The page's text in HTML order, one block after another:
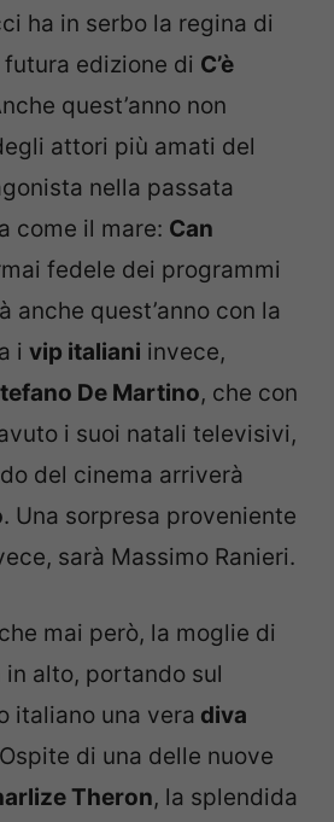
ha in serbo la regina di
edizione di C’è
quest’anno non
attori più amati del
nella passata
come il mare: Can
fedele dei programmi
anche quest’anno con la
i vip italiani invece,
De Martino, che con
i suoi natali televisivi,
del cinema arriverà
. Una sorpresa proveniente
sarà Massimo Ranieri.
mai però, la moglie di
alto, portando sul
italiano una vera diva
di una delle nuove
Theron, la splendida